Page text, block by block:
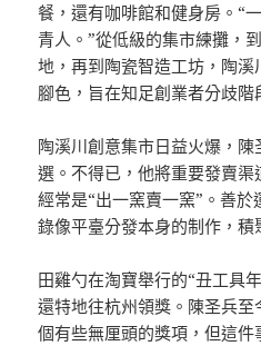
餐，還有咖啡館和健身房。“
青人。”從低級的集市練攤，
地，再到陶瓷智造工坊，陶
腳色，旨在知足創業者分歧階
陶溪川創意集市日益火爆，
選。不得已，他將重要發賣渠
經常是“出一窯賣一窯”。善
錄像平臺分發本身的制作，積
田雞勺在淘寶舉行的“丑工具
還特地往杭州領獎。陳圣兵
個有些無厘頭的獎項，但這